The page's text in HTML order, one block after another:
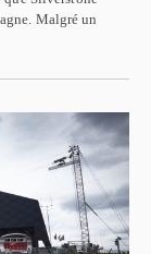
Malgré un